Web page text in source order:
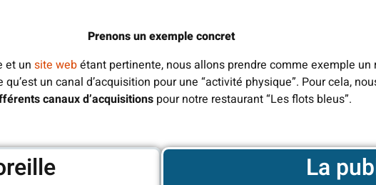
Prenons un exemple concret
et un site webétant pertinente, nous allons prendre comme exemple un
un canal d’acquisition pour une “activité physique”. Pour cela,
canaux d’acquisitionspour notre restaurant “Les flots bleus”.
La